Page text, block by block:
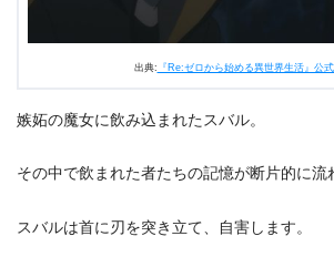
出典: 『Re:ゼロから始める異世界生活』公
嫉妬の魔女に飲み込まれたスバル。
その中で飲まれた者たちの記憶が断片的に流
スバルは首に刃を突き立て、自害します。